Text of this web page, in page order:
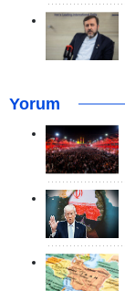
Yorum